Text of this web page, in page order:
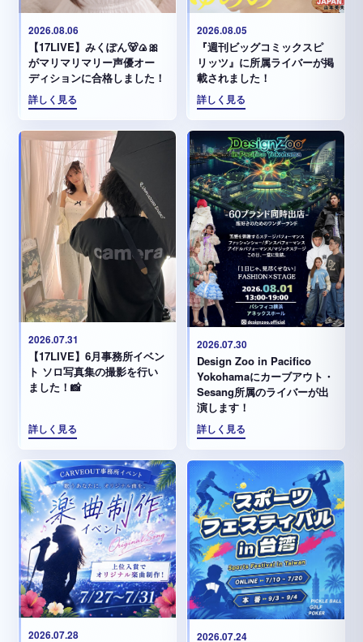
2026.08.06
【17LIVE】みくぽん🐻🍙🎀
がマリマリマリー声優オー
ディションに合格しました！
詳しく見る
2026.08.05
『週刊ビッグコミックスピ
リッツ』に所属ライバーが掲
載されました！
詳しく見る
2026.07.31
【17LIVE】6月事務所イベン
ト ソロ写真集の撮影を行い
ました！📸
詳しく見る
2026.07.30
Design Zoo in Pacifico
Yokohamaにカーブアウト・
Sesang所属のライバーが出
演します！
詳しく見る
2026.07.28 2026.07.24